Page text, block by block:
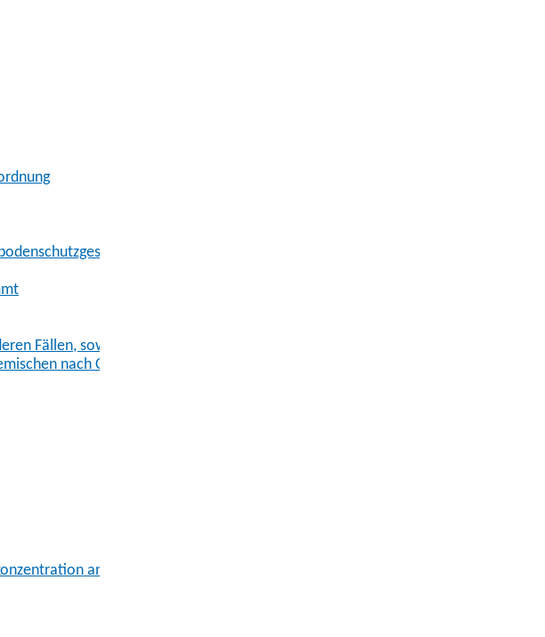
Fällen, sowie der Art der Arbeit und dem Arbeitstempo
nach ChemVerbotsV sowie Änderungsanzeigen bei Wechsel der
anmelden